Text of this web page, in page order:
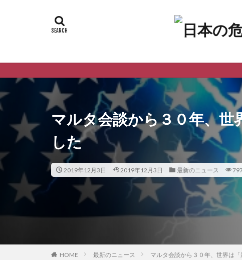
マルタ会談から３０年、世
した
2019年12月3日 2019年12月3日 最新のニュース
HOME 最新のニュース マルタ会談から３０年、世界は